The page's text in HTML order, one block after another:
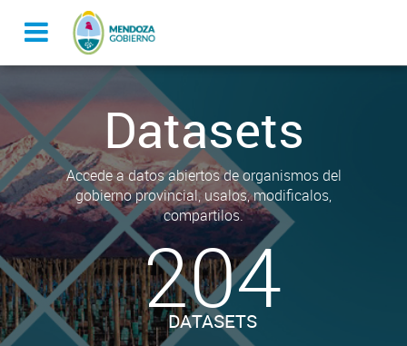
Datasets
Accede a datos abiertos de organismos del
gobierno provincial, usalos, modificalos,
compartilos.
204
DATASETS